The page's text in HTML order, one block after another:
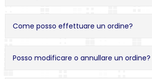
Come posso effettuare un ordine?
Posso modificare o annullare un ordine?